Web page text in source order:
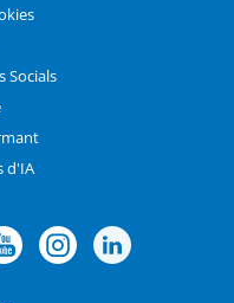
Socials
d'IA